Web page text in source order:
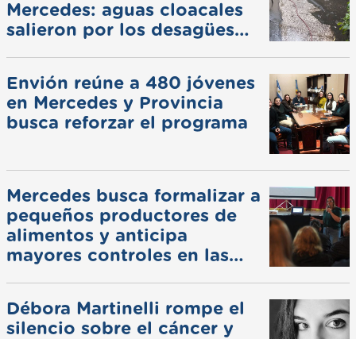
Mercedes: aguas cloacales
salieron por los desagües
Envión reúne a 480 jóvenes
en Mercedes y Provincia
busca reforzar el programa
Mercedes busca formalizar a
pequeños productores de
alimentos y anticipa
mayores controles en las
Débora Martinelli rompe el
silencio sobre el cáncer y